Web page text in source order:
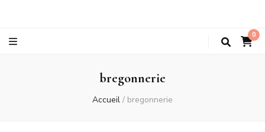
0
bregonnerie
Accueil / bregonnerie